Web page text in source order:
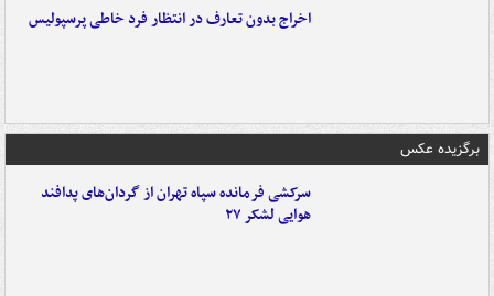
اخراج بدون تعارف در انتظار فرد خاطی پرسپولیس
برگزیده عکس
سرکشی فرمانده سپاه تهران از گردان‌های پدافند
هوایی لشکر ۲۷